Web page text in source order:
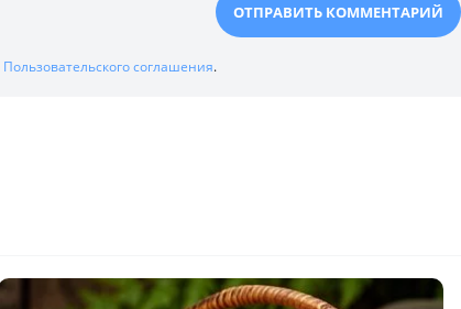
Пользовательского соглашения.